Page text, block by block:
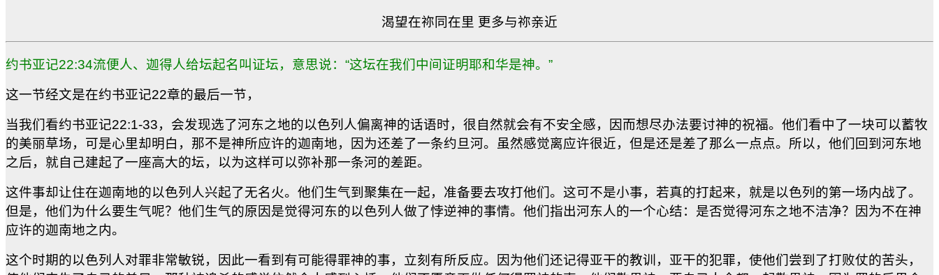
渴望在祢同在里 更多与祢亲近
约书亚记22:34流便人、迦得人给坛起名叫证坛，意思说：“这坛在我们中间证明耶和华是神。”
这一节经文是在约书亚记22章的最后一节，
当我们看约书亚记22:1-33，会发现选了河东之地的以色列人偏离神的话语时，很自然就会有不安全感，因而想尽办法要讨神的祝福。他们看中了一块可以蓄牧
的美丽草场，可是心里却明白，那不是神所应许的迦南地，因为还差了一条约旦河。虽然感觉离应许很近，但是还是差了那么一点点。所以，他们回到河东地
之后，就自己建起了一座高大的坛，以为这样可以弥补那一条河的差距。
这件事却让住在迦南地的以色列人兴起了无名火。他们生气到聚集在一起，准备要去攻打他们。这可不是小事，若真的打起来，就是以色列的第一场内战了。
但是，他们为什么要生气呢？他们生气的原因是觉得河东的以色列人做了悖逆神的事情。他们指出河东人的一个心结：是否觉得河东之地不洁净？因为不在神
应许的迦南地之内。
这个时期的以色列人对罪非常敏锐，因此一看到有可能得罪神的事，立刻有所反应。因为他们还记得亚干的教训，亚干的犯罪，使他们尝到了打败仗的苦头，